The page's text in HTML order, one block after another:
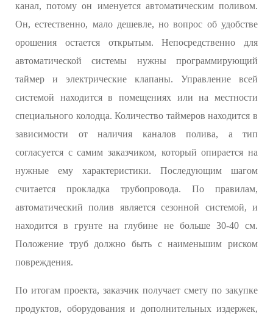
канал, потому он именуется автоматическим поливом.
Он, естественно, мало дешевле, но вопрос об удобстве
орошения остается открытым. Непосредственно для
автоматической системы нужны программирующий
таймер и электрические клапаны. Управление всей
системой находится в помещениях или на местности
специального колодца. Количество таймеров находится в
зависимости от наличия каналов полива, а тип
согласуется с самим заказчиком, который опирается на
нужные ему характеристики. Последующим шагом
считается прокладка трубопровода. По правилам,
автоматический полив является сезонной системой, и
находится в грунте на глубине не больше 30-40 см.
Положение труб должно быть с наименьшим риском
повреждения.
По итогам проекта, заказчик получает смету по закупке
продуктов, оборудования и дополнительных издержек,